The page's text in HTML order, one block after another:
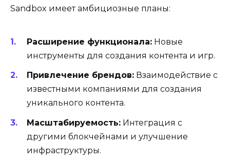
Sandbox имеет амбициозные планы:
Расширение функционала: Новые
инструменты для создания контента и игр.
Привлечение брендов: Взаимодействие с
известными компаниями для создания
уникального контента.
Масштабируемость: Интеграция с
другими блокчейнами и улучшение
инфраструктуры.